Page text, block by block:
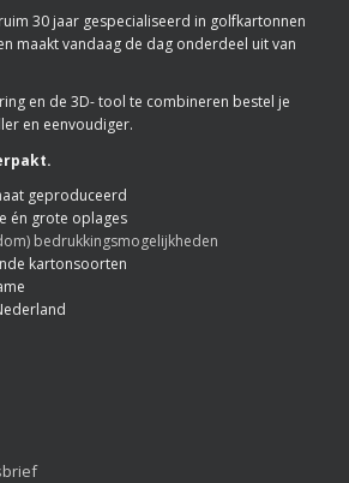
30 jaar gespecialiseerd in golfkartonnen
maakt vandaag de dag onderdeel uit van
en de 3D- tool te combineren bestel je
en eenvoudiger.
geproduceerd
én grote oplages
bedrukkingsmogelijkheden
kartonsoorten